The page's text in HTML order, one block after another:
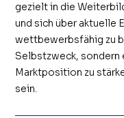
gezielt in die
und sich über aktuelle
wettbewerbsfähig zu
Selbstzweck, sondern
Marktposition zu
sein.